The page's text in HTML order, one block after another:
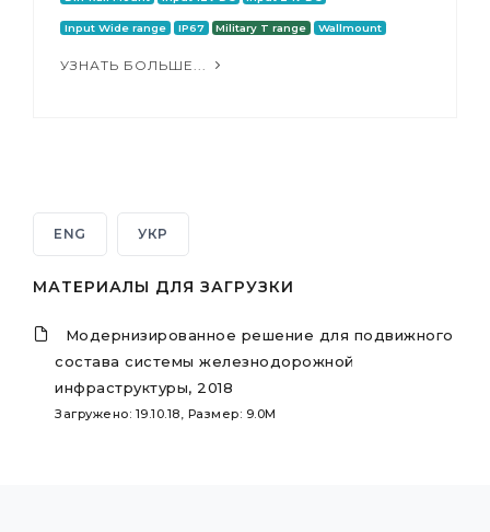
Input Wide range IP67 Military T range Wallmount
УЗНАТЬ БОЛЬШЕ...
ENG УКР
МАТЕРИАЛЫ ДЛЯ ЗАГРУЗКИ
Модернизированное решение для подвижного
состава системы железнодорожной
инфраструктуры, 2018
Загружено: 19.10.18, Размер: 9.0M